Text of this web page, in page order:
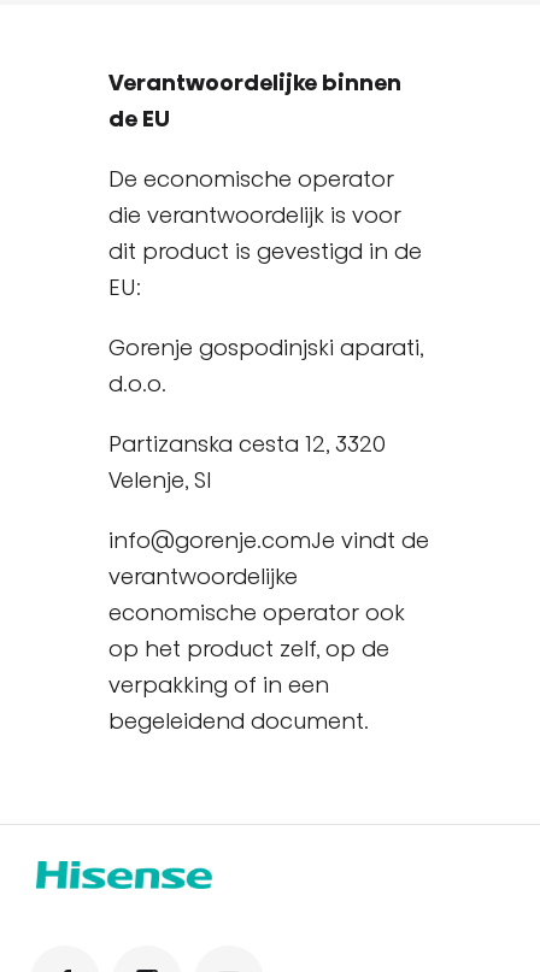
Verantwoordelijke binnen
de EU
De economische operator
die verantwoordelijk is voor
dit product is gevestigd in de
EU:
Gorenje gospodinjski aparati,
d.o.o.
Partizanska cesta 12, 3320
Velenje, SI
info@gorenje.comJe vindt de
verantwoordelijke
economische operator ook
op het product zelf, op de
verpakking of in een
begeleidend document.